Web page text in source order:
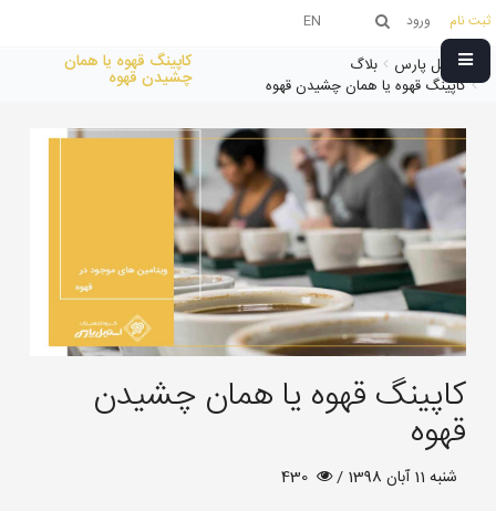
ثبت نام ورود EN
استیل پارس
بلاگ
کاپینگ قهوه یا همان چشیدن قهوه
کاپینگ قهوه یا همان
چشیدن قهوه
کاپینگ قهوه یا همان چشیدن
قهوه
شنبه 11 آبان 1398 /